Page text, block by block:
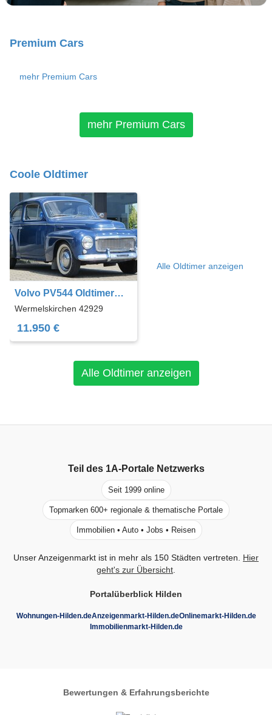
Premium Cars
mehr Premium Cars
mehr Premium Cars
Coole Oldtimer
Volvo PV544 Oldtimer
Liebhaberfahrzeug !!!
Wermelskirchen 42929
11.950 €
Alle Oldtimer anzeigen
Alle Oldtimer anzeigen
Teil des 1A-PortaleNetzwerks
Seit 1999 online
Topmarken 600+ regionale & thematische Portale
Immobilien • Auto • Jobs • Reisen
Unser Anzeigenmarkt ist in mehr als 150 Städten vertreten.
Hier
geht's zur Übersicht
Portalüberblick Hilden
Wohnungen-Hilden.deAnzeigenmarkt-Hilden.deOnlinemarkt-Hilden.de
Immobilienmarkt-Hilden.de
Bewertungen & Erfahrungsberichte